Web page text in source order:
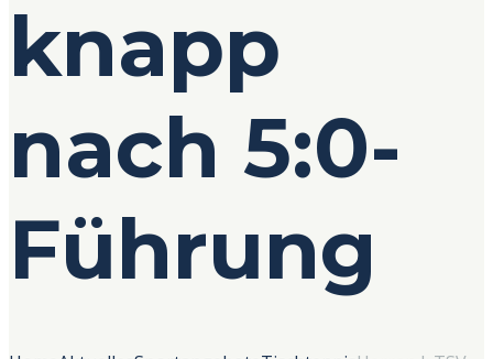
knapp
nach 5:0-
Führung